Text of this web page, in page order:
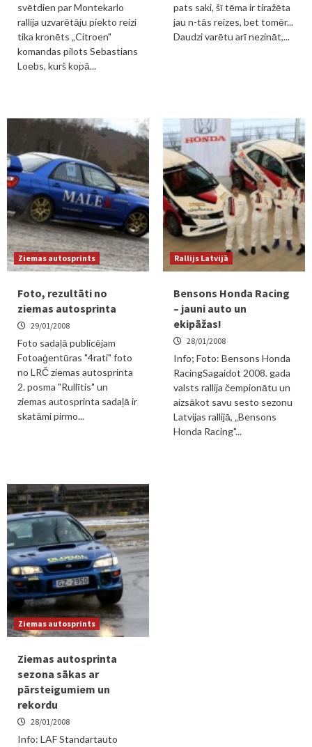
svētdien par Montekarlo
rallija uzvarētāju piekto reizi
tika kronēts „Citroen"
komandas pilots Sebastians
Loebs, kurš kopā...
pats saki, šī tēma ir tiražēta
jau n-tās reizes, bet tomēr...
Daudzi varētu arī nezināt,...
Ziemas autosprints
Foto, rezultāti no
ziemas autosprinta
29/01/2008
Foto sadaļā publicējam
Fotoaģentūras "4rati" foto
no LRČ ziemas autosprinta
2. posma "Rullītis" un
ziemas autosprinta sadaļā ir
skatāmi pirmo...
Rallijs Latvijā
Bensons Honda Racing
– jauni auto un
ekipāžas!
28/01/2008
Info; Foto: Bensons Honda
RacingSagaidot 2008. gada
valsts rallija čempionātu un
aizsākot savu sesto sezonu
Latvijas rallijā, „Bensons
Honda Racing"...
Ziemas autosprints
Ziemas autosprinta
sezona sākas ar
pārsteigumiem un
rekordu
28/01/2008
Info: LAF Standartauto